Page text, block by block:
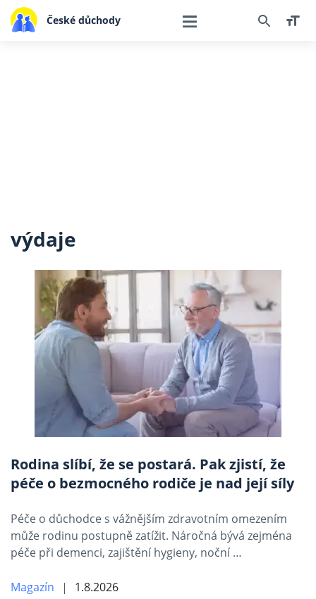
České důchody
výdaje
Rodina slíbí, že se postará. Pak zjistí, že
péče o bezmocného rodiče je nad její síly
Péče o důchodce s vážnějším zdravotním omezením
může rodinu postupně zatížit. Náročná bývá zejména
péče při demenci, zajištění hygieny, noční …
Magazín 1.8.2026